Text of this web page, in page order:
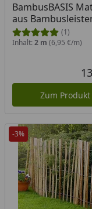
BambusBASIS
aus
(1)
Inhalt: 2 m (6,95 €/m)
Zum Produkt
-3%